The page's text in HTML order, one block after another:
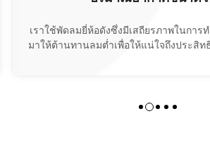
ปรับให้เหมาะสม ทำให้การทำความสะอาด
ประจำวันปลอดภัย สะดวก และ